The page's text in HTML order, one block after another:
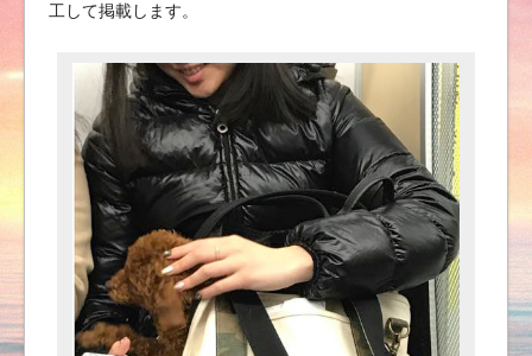
工して掲載します。